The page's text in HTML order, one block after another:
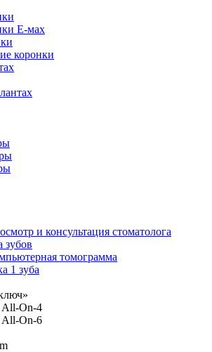
Е-мах
коронки
и консультация стоматолога
зубов
томограмма
1 зуба
All-On-4
All-On-6